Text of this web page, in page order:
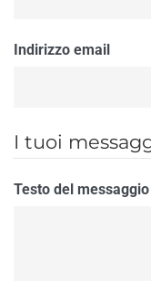
Indirizzo email
I tuoi
Testo del